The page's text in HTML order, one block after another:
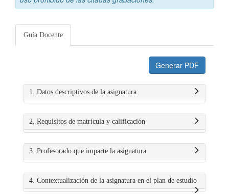
Guía Docente
Generar PDF
1. Datos descriptivos de la asignatura
2. Requisitos de matrícula y calificación
3. Profesorado que imparte la asignatura
4. Contextualización de la asignatura en el plan de estudio